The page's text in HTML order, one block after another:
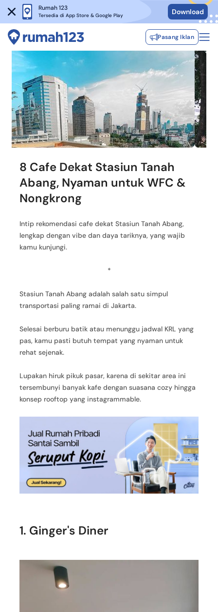
Rumah 123
Tersedia di App Store & Google Play Download
Pasang Iklan
8 Cafe Dekat Stasiun Tanah
Abang, Nyaman untuk WFC &
Nongkrong
Intip rekomendasi cafe dekat Stasiun Tanah Abang,
lengkap dengan vibe dan daya tariknya, yang wajib
kamu kunjungi.
*
Stasiun Tanah Abang adalah salah satu simpul
transportasi paling ramai di Jakarta.
Selesai berburu batik atau menunggu jadwal KRL yang
pas, kamu pasti butuh tempat yang nyaman untuk
rehat sejenak.
Lupakan hiruk pikuk pasar, karena di sekitar area ini
tersembunyi banyak kafe dengan suasana cozy hingga
konsep rooftop yang instagrammable.
1. Ginger's Diner